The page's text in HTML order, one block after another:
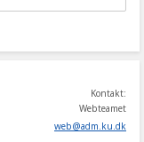
Kontakt:
Webteamet
web@adm.ku.dk